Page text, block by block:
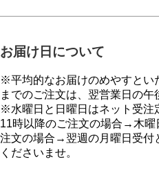
お届け日について
※平均的なお届けのめやすとい
までのご注文は、翌営業日の午
※水曜日と日曜日はネット受注
11時以降のご注文の場合→木曜
注文の場合→翌週の月曜日受付
くださいませ。